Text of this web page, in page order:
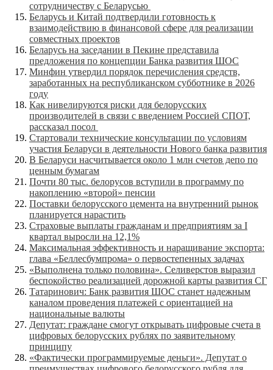
сотрудничеству с Беларусью
Беларусь и Китай подтвердили готовность к
взаимодействию в финансовой сфере для реализации
совместных проектов
Беларусь на заседании в Пекине представила
предложения по концепции Банка развития ШОС
Минфин утвердил порядок перечисления средств,
заработанных на республиканском субботнике в 2026
году
Как нивелируются риски для белорусских
производителей в связи с введением Россией СПОТ,
рассказал посол
Стартовали технические консультации по условиям
участия Беларуси в деятельности Нового банка развития
В Беларуси насчитывается около 1 млн счетов депо по
ценным бумагам
Почти 80 тыс. белорусов вступили в программу по
накоплению «второй» пенсии
Поставки белорусского цемента на внутренний рынок
планируется нарастить
Cтраховые выплаты гражданам и предприятиям за I
квартал выросли на 12,1%
Максимальная эффективность и наращивание экспорта:
глава «Беллесбумпрома» о первостепенных задачах
«Выполнена только половина». Селиверстов выразил
беспокойство реализацией дорожной карты развития СГ
Татаринович: Банк развития ШОС станет надежным
каналом проведения платежей с ориентацией на
национальные валюты
Депутат: граждане смогут открывать цифровые счета в
цифровых белорусских рублях по заявительному
принципу
«Фактически программируемые деньги». Депутат о